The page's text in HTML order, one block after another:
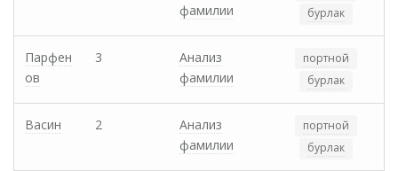
фамилии
бурлак
Парфен
ов
3
Анализ
фамилии
портной
бурлак
Васин 2
Анализ
фамилии
портной
бурлак